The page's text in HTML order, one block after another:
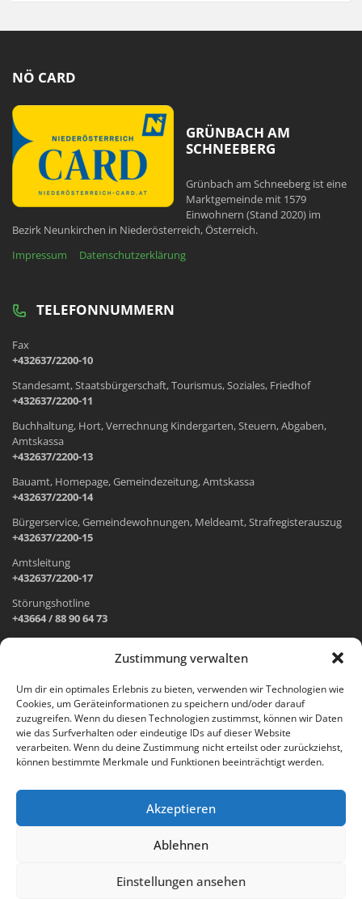
Zustimmung verwalten
Um dir ein optimales Erlebnis zu bieten, verwenden wir Technologien wie
Cookies, um Geräteinformationen zu speichern und/oder darauf
zuzugreifen. Wenn du diesen Technologien zustimmst, können wir Daten
wie das Surfverhalten oder eindeutige IDs auf dieser Website
verarbeiten. Wenn du deine Zustimmung nicht erteilst oder zurückziehst,
können bestimmte Merkmale und Funktionen beeinträchtigt werden.
Akzeptieren
Ablehnen
Einstellungen ansehen
NÖ CARD
GRÜNBACH AM
SCHNEEBERG
Grünbach am Schneeberg ist eine
Marktgemeinde mit 1579
Einwohnern (Stand 2020) im
Bezirk Neunkirchen in Niederösterreich, Österreich.
Impressum
Datenschutzerklärung
TELEFONNUMMERN
Fax
+432637/2200-10
Standesamt, Staatsbürgerschaft, Tourismus, Soziales, Friedhof
+432637/2200-11
Buchhaltung, Hort, Verrechnung Kindergarten, Steuern, Abgaben,
Amtskassa
+432637/2200-13
Bauamt, Homepage, Gemeindezeitung, Amtskassa
+432637/2200-14
Bürgerservice, Gemeindewohnungen, Meldeamt, Strafregisterauszug
+432637/2200-15
Amtsleitung
+432637/2200-17
Störungshotline
+43664 / 88 90 64 73
Wr. Neustädter Straße 1
2733 Grünbach am Schneeberg
Öffnungszeiten Gemeindeamt:
Montag: 8.00 – 12.00 Uhr und 14.00 – 18.00 Uhr
Freitag: 8.00 – 12.00 Uhr
Email: